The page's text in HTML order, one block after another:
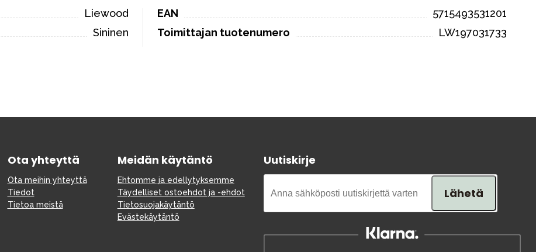
Liewood
Sininen
EAN
5715493531201
Toimittajan tuotenumero
LW197031733
Ota yhteyttä
Ota meihin yhteyttä
Tiedot
Tietoa meistä
Meidän käytäntö
Ehtomme ja edellytyksemme
Täydelliset ostoehdot ja -ehdot
Tietosuojakäytäntö
Evästekäytäntö
Uutiskirje
Lähetä